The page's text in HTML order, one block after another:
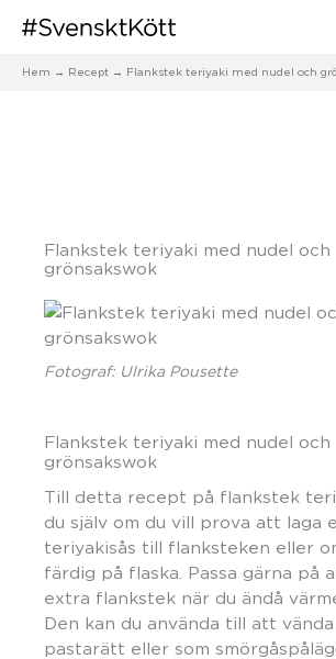
Hem Recept Flankstek teriyaki med nudel och
Flankstek teriyaki med nudel och
grönsakswok
Fotograf: Ulrika Pousette
Flankstek teriyaki med nudel och
grönsakswok
Till detta recept på flankstek
du själv om du vill prova att laga
teriyakisås till flanksteken eller
färdig på flaska. Passa gärna på
extra flankstek när du ändå
Den kan du använda till att
pastarätt eller som